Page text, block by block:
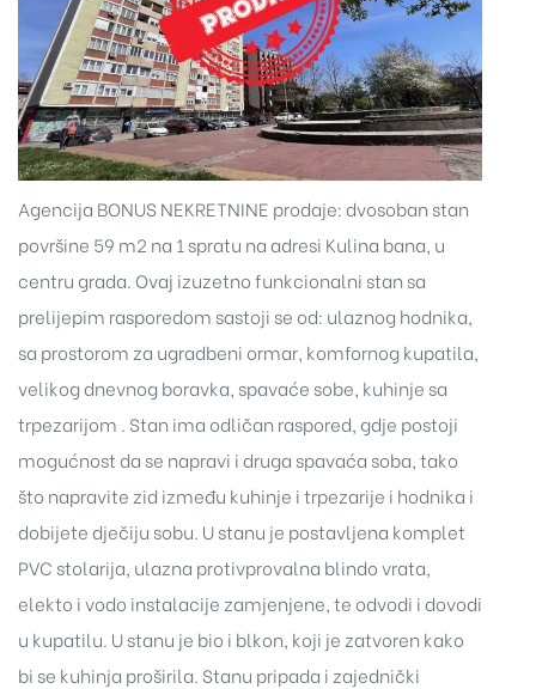
Agencija BONUS NEKRETNINE prodaje: dvosoban stan
površine 59 m2 na 1 spratu na adresi Kulina bana, u
centru grada. Ovaj izuzetno funkcionalni stan sa
prelijepim rasporedom sastoji se od: ulaznog hodnika,
sa prostorom za ugradbeni ormar, komfornog kupatila,
velikog dnevnog boravka, spavaće sobe, kuhinje sa
trpezarijom . Stan ima odličan raspored, gdje postoji
mogućnost da se napravi i druga spavaća soba, tako
što napravite zid između kuhinje i trpezarije i hodnika i
dobijete dječiju sobu. U stanu je postavljena komplet
PVC stolarija, ulazna protivprovalna blindo vrata,
elekto i vodo instalacije zamjenjene, te odvodi i dovodi
u kupatilu. U stanu je bio i blkon, koji je zatvoren kako
bi se kuhinja proširila. Stanu pripada i zajednički